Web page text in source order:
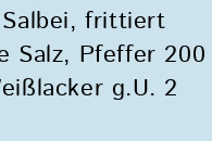
frittiert
Salz, Pfeffer 200
g.U. 2